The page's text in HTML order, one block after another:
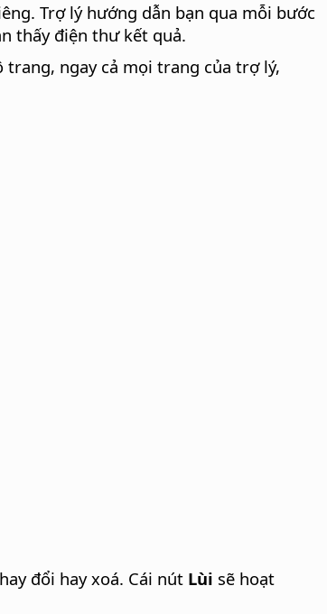
Trợ lý hướng dẫn bạn qua mỗi bước
thấy điện thư kết quả.
trang, ngay cả mọi trang của trợ lý,
đổi hay xoá. Cái nút Lùi sẽ hoạt